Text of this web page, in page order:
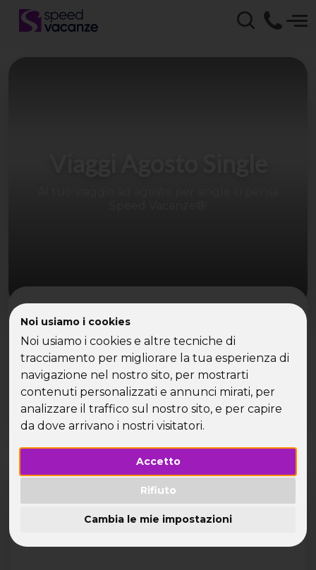
Noi usiamo i cookies
Noi usiamo i cookies e altre tecniche di
tracciamento per migliorare la tua esperienza di
navigazione nel nostro sito, per mostrarti
contenuti personalizzati e annunci mirati, per
analizzare il traffico sul nostro sito, e per capire
da dove arrivano i nostri visitatori.
Accetto
Rifiuto
Cambia le mie impostazioni
scegliendo tra una crociera a Mykonos e Santorini per
single, un viaggio in barca a vela per single in Sardegna,
all’Isola d’Elba o nel Golfo di Napoli. Se ami l’atmosfera di
Ibiza e Formentera, le acque cristalline della Croazia o il
fascino delle Isole Greche, abbiamo il viaggio perfetto per
te. Scopri tutte le destinazioni e prenota il viaggio ad
agosto per single con Speed Vacanze®!
Prossime partenze Lista Cards
LAST MINUTE -300€